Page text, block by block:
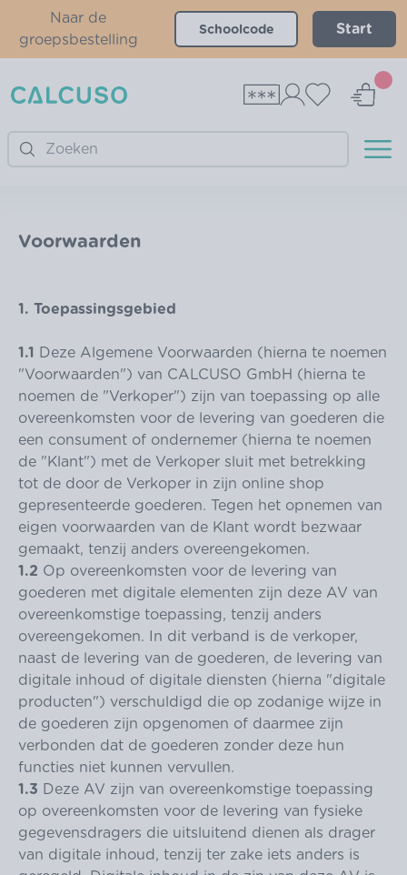
Naar de
groepsbestelling
Start
Search
Voorwaarden
1. Toepassingsgebied
1.1
Deze Algemene Voorwaarden (hierna te noemen
"Voorwaarden") van CALCUSO GmbH (hierna te
noemen de "Verkoper") zijn van toepassing op alle
overeenkomsten voor de levering van goederen die
een consument of ondernemer (hierna te noemen
de "Klant") met de Verkoper sluit met betrekking
tot de door de Verkoper in zijn online shop
gepresenteerde goederen. Tegen het opnemen van
eigen voorwaarden van de Klant wordt bezwaar
gemaakt, tenzij anders overeengekomen.
1.2 Op overeenkomsten voor de levering van
goederen met digitale elementen zijn deze AV van
overeenkomstige toepassing, tenzij anders
overeengekomen. In dit verband is de verkoper,
naast de levering van de goederen, de levering van
digitale inhoud of digitale diensten (hierna "digitale
producten") verschuldigd die op zodanige wijze in
de goederen zijn opgenomen of daarmee zijn
verbonden dat de goederen zonder deze hun
functies niet kunnen vervullen.
1.3 Deze AV zijn van overeenkomstige toepassing
op overeenkomsten voor de levering van fysieke
gegevensdragers die uitsluitend dienen als drager
van digitale inhoud, tenzij ter zake iets anders is